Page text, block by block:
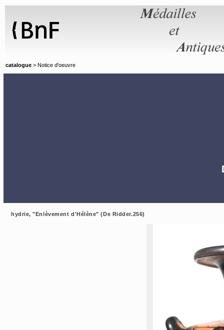
catalogue > Notice d'oeuvre
hydrie, "Enlèvement d'Hélène" (De Ridder.256)